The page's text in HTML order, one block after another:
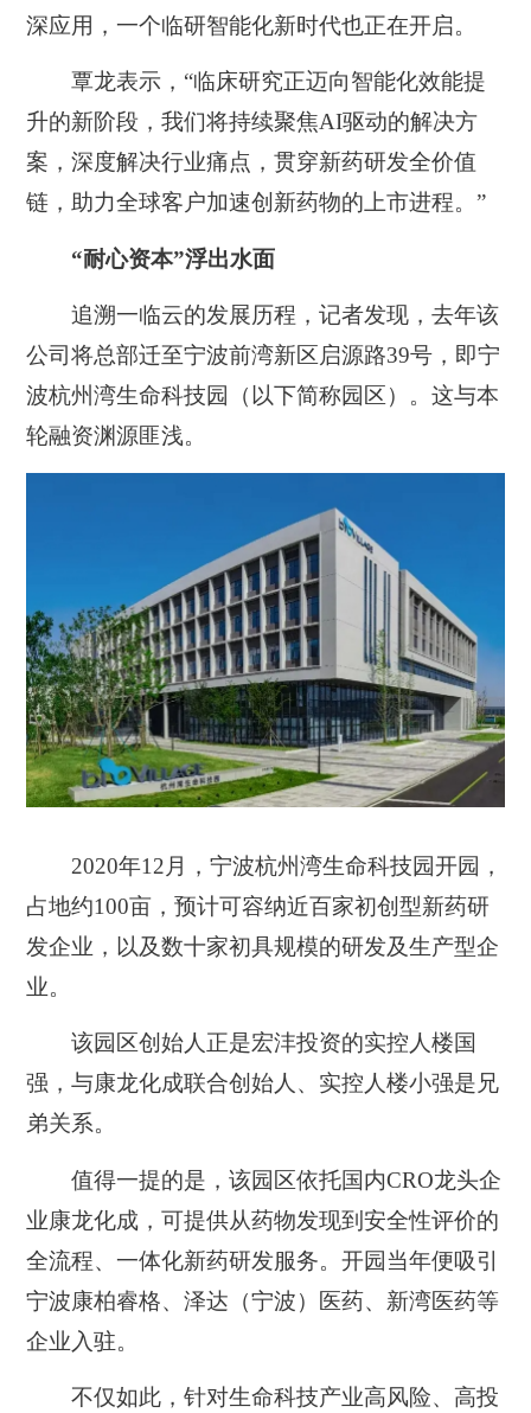
深应用，一个临研智能化新时代也正在开启。
覃龙表示，“临床研究正迈向智能化效能提
升的新阶段，我们将持续聚焦AI驱动的解决方
案，深度解决行业痛点，贯穿新药研发全价值
链，助力全球客户加速创新药物的上市进程。”
“耐心资本”浮出水面
追溯一临云的发展历程，记者发现，去年该
公司将总部迁至宁波前湾新区启源路39号，即宁
波杭州湾生命科技园（以下简称园区）。这与本
轮融资渊源匪浅。
2020年12月，宁波杭州湾生命科技园开园，
占地约100亩，预计可容纳近百家初创型新药研
发企业，以及数十家初具规模的研发及生产型企
业。
该园 区创始人正是宏沣投资的实控人楼国
强，与康龙化成联合创始人、实控人楼小强是兄
弟关系。
值得一提的是，该园区依托国内CRO龙头企
业康龙化成，可提供从药物发现到安全性评价的
全流程、一体化新药研发服务。开园当年便吸引
宁波康柏睿格、泽达（宁波）医药、新湾医药等
企业入驻。
不仅如此，针对生命科技产业高风险、高投